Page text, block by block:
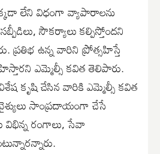
లేని విధంగా వ్యాపారాలను
సౌకర్యాలు కల్పిస్తోందని
ప్రతిభ ఉన్న వారిని ప్రోత్సహిస్తే
ఎమ్మెల్సీ కవిత తెలిపారు.
కృషి చేసిన వారికి ఎమ్మెల్సీ కవిత
సాంప్రదాయంగా చేసే
రంగాలు, సేవా